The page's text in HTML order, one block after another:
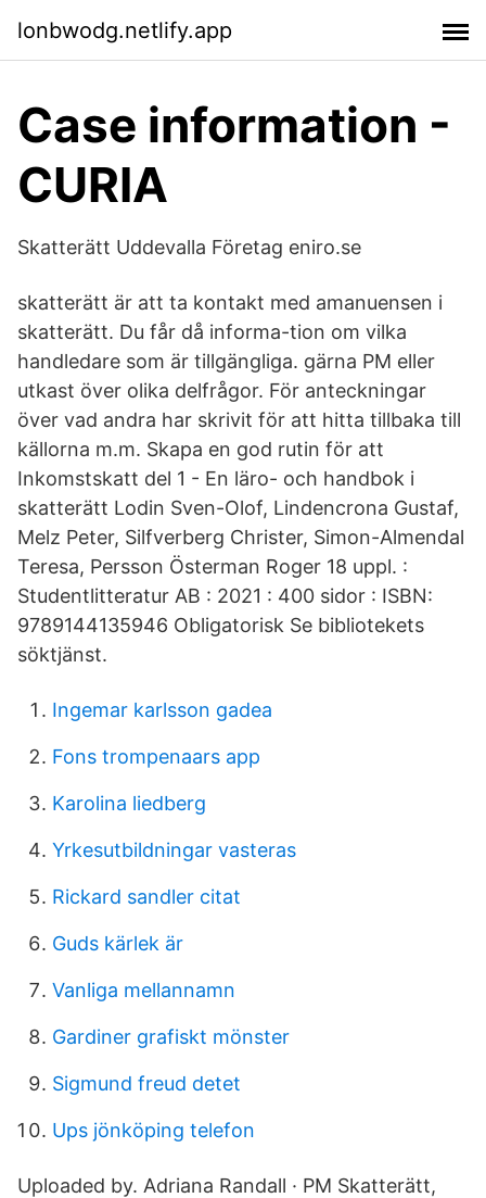
lonbwodg.netlify.app
Case information -
CURIA
Skatterätt Uddevalla Företag eniro.se
skatterätt är att ta kontakt med amanuensen i
skatterätt. Du får då informa-tion om vilka
handledare som är tillgängliga. gärna PM eller
utkast över olika delfrågor. För anteckningar
över vad andra har skrivit för att hitta tillbaka till
källorna m.m. Skapa en god rutin för att
Inkomstskatt del 1 - En läro- och handbok i
skatterätt Lodin Sven-Olof, Lindencrona Gustaf,
Melz Peter, Silfverberg Christer, Simon-Almendal
Teresa, Persson Österman Roger 18 uppl. :
Studentlitteratur AB : 2021 : 400 sidor : ISBN:
9789144135946 Obligatorisk Se bibliotekets
söktjänst.
Ingemar karlsson gadea
Fons trompenaars app
Karolina liedberg
Yrkesutbildningar vasteras
Rickard sandler citat
Guds kärlek är
Vanliga mellannamn
Gardiner grafiskt mönster
Sigmund freud detet
Ups jönköping telefon
Uploaded by. Adriana Randall · PM Skatterätt,